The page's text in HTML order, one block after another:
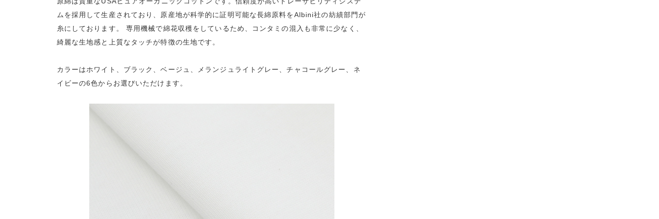
ムを採用して生産されており、原産地が科学的に証明可能な長綿原料をAlbini社の紡績部門が
糸にしております。 専用機械で綿花収穫をしているため、コンタミの混入も非常に少なく、
綺麗な生地感と上質なタッチが特徴の生地です。
カラーはホワイト、ブラック、ベージュ、メランジュライトグレー、チャコールグレー、ネ
イビーの6色からお選びいただけます。